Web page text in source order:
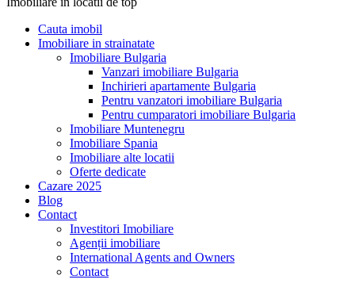
Cauta imobil
Imobiliare in strainatate
Imobiliare Bulgaria
Vanzari imobiliare Bulgaria
Inchirieri apartamente Bulgaria
Pentru vanzatori imobiliare Bulgaria
Pentru cumparatori imobiliare Bulgaria
Imobiliare Muntenegru
Imobiliare Spania
Imobiliare alte locatii
Oferte dedicate
Cazare 2025
Blog
Contact
Investitori Imobiliare
Agenții imobiliare
International Agents and Owners
Contact